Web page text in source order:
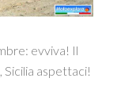
evviva! Il
Sicilia aspettaci!